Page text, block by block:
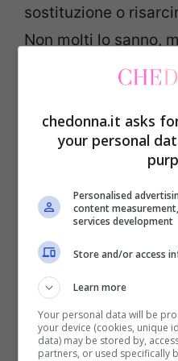
sostituzione o
Non molti lo sanno,
cartacei hanno un
possono essere
buon documento
qualora perdessi il
Non fatti
quanto ci si
contenere le
mossa
con calma a
chedonna.it asks
your personal
Personalised
content
services development
Store and/or access
Learn more
Your personal data will be
your device (cookies, unique
data) may be stored by,
partners, or used specifically